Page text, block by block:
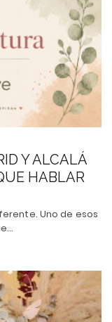
Y ALCALÁ
HABLAR
Uno de esos